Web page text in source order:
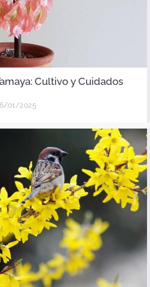
Cultivo y Cuidados
01/2025